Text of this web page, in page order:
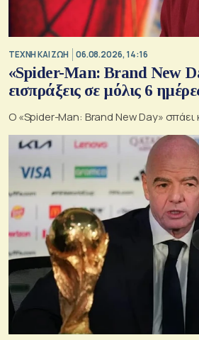
TΕΧΝΗ ΚΑΙ ΖΩΗ 06.08.2026, 14:16
«Spider-Man: Brand New
εισπράξεις σε μόλις 6
Ο «Spider-Man: Brand New Day» σπάει